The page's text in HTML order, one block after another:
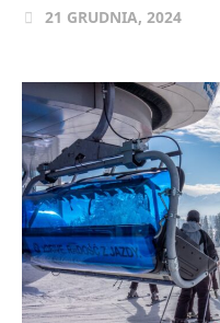
21 GRUDNIA, 2024